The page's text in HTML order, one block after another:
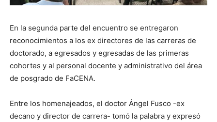
En la segunda parte del encuentro se entregaron
reconocimientos a los ex directores de las carreras de
doctorado, a egresados y egresadas de las primeras
cohortes y al personal docente y administrativo del área
de posgrado de FaCENA.
Entre los homenajeados, el doctor Ángel Fusco -ex
decano y director de carrera- tomó la palabra y expresó